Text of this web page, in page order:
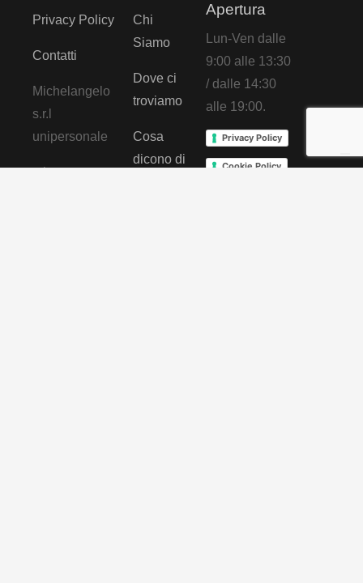
Privacy Policy
Contatti
Michelangelo
s.r.l
unipersonale
p.iva:
Chi
Siamo
Dove ci
troviamo
Cosa
dicono di
Apertura
Lun-Ven dalle
9:00 alle 13:30
/ dalle 14:30
alle 19:00.
Privacy Policy
Cookie Policy